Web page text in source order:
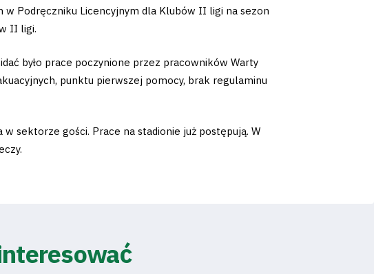
Podręczniku Licencyjnym dla Klubów II ligi na sezon
II ligi.
było prace poczynione przez pracowników Warty
punktu pierwszej pomocy, brak regulaminu
sektorze gości. Prace na stadionie już postępują. W